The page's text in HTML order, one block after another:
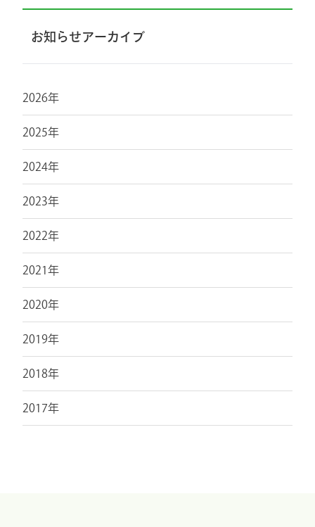
お知らせアーカイブ
2026年
2025年
2024年
2023年
2022年
2021年
2020年
2019年
2018年
2017年